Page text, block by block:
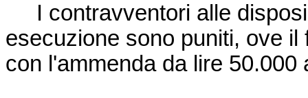
I contravventori alle
esecuzione sono puniti, ove
con l'ammenda da lire 50.000